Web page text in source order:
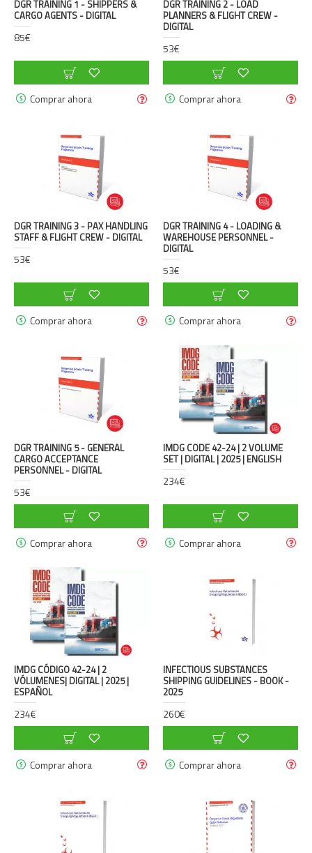
DGR TRAINING 1 - SHIPPERS &
CARGO AGENTS - DIGITAL
85€
Comprar ahora
DGR TRAINING 2 - LOAD
PLANNERS & FLIGHT CREW -
DIGITAL
53€
Comprar ahora
DGR TRAINING 3 - PAX HANDLING
STAFF & FLIGHT CREW - DIGITAL
53€
Comprar ahora
DGR TRAINING 4 - LOADING &
WAREHOUSE PERSONNEL -
DIGITAL
53€
Comprar ahora
DGR TRAINING 5 - GENERAL
CARGO ACCEPTANCE
PERSONNEL - DIGITAL
53€
Comprar ahora
IMDG CODE 42-24 | 2 VOLUME
SET | DIGITAL | 2025 | ENGLISH
234€
Comprar ahora
IMDG CÓDIGO 42-24 | 2
VÓLUMENES| DIGITAL | 2025 |
ESPAÑOL
234€
Comprar ahora
INFECTIOUS SUBSTANCES
SHIPPING GUIDELINES - BOOK -
2025
260€
Comprar ahora